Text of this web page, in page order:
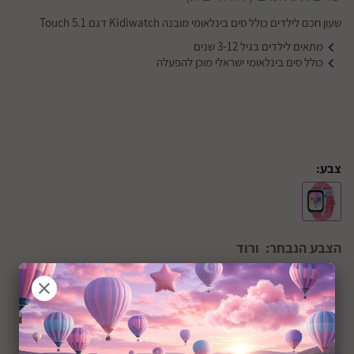
שעון חכם לילדים כולל סים בינלאומי מובנה Kidiwatch דגם Touch 5.1
מתאים לילדים בגיל 3-12 שנים
כולל סים בינלאומי ישראלי מוכן להפעלה
צבע:
הצבע הנבחר: ורוד
+36M שיתוף: